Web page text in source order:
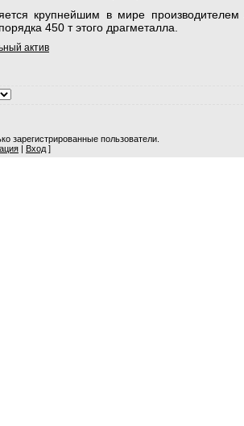
крупнейшим в мире производителем
450 т этого драгметалла.
актив
зарегистрированные пользователи.
| Вход ]